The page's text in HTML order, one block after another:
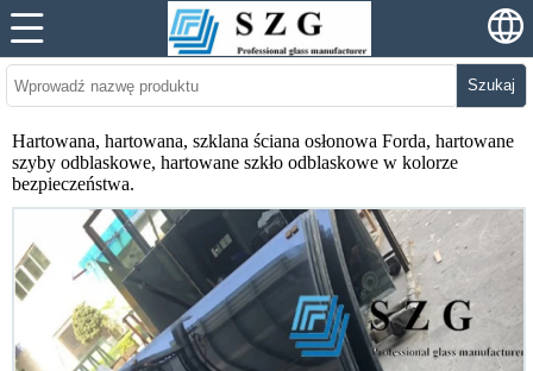
Szukaj
Hartowana, hartowana, szklana ściana osłonowa Forda, hartowane
szyby odblaskowe, hartowane szkło odblaskowe w kolorze
bezpieczeństwa.